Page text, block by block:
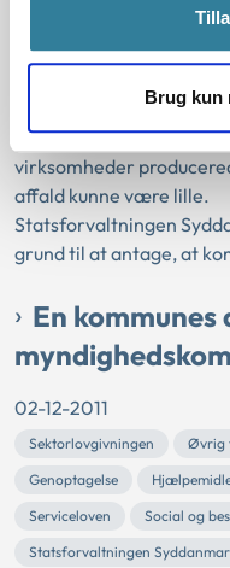
Brug kun
for betaling af
Kommunen gik ud fra,
virksomheder
affald kunne være lille.
Statsforvaltningen
grund til at antage, at
En
02-12-2011
Sektorlovgivningen Øvrig
Genoptagelse
Serviceloven
Social og
Statsforvaltningen